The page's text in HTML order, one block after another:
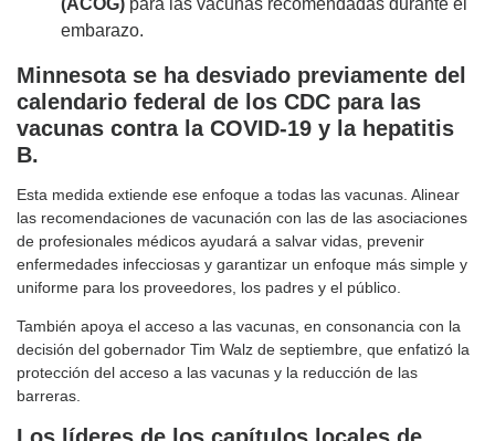
(ACOG) para las vacunas recomendadas durante el
embarazo.
Minnesota se ha desviado previamente del
calendario federal de los CDC para las
vacunas contra la COVID-19 y la hepatitis
B.
Esta medida extiende ese enfoque a todas las vacunas. Alinear
las recomendaciones de vacunación con las de las asociaciones
de profesionales médicos ayudará a salvar vidas, prevenir
enfermedades infecciosas y garantizar un enfoque más simple y
uniforme para los proveedores, los padres y el público.
También apoya el acceso a las vacunas, en consonancia con la
decisión del gobernador Tim Walz de septiembre, que enfatizó la
protección del acceso a las vacunas y la reducción de las
barreras.